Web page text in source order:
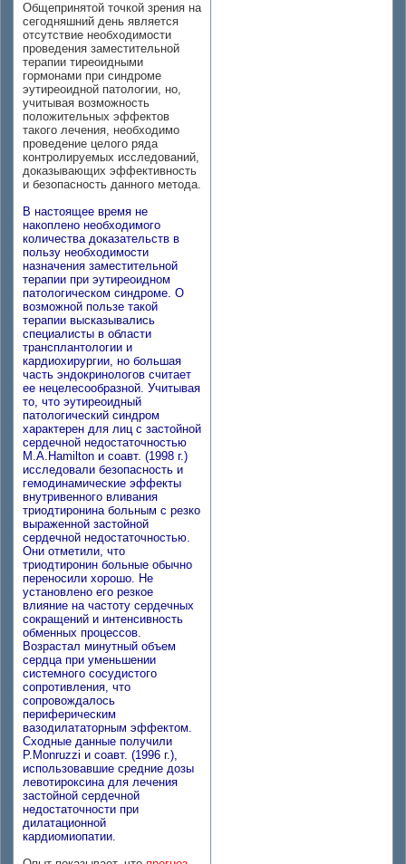
Общепринятой точкой зрения на
сегодняшний день является
отсутствие необходимости
проведения заместительной
терапии тиреоидными
гормонами при синдроме
эутиреоидной патологии, но,
учитывая возможность
положительных эффектов
такого лечения, необходимо
проведение целого ряда
контролируемых исследований,
доказывающих эффективность
и безопасность данного метода.
В настоящее время не
накоплено необходимого
количества доказательств в
пользу необходимости
назначения заместительной
терапии при эутиреоидном
патологическом синдроме. О
возможной пользе такой
терапии высказывались
специалисты в области
трансплантологии и
кардиохирургии, но большая
часть эндокринологов считает
ее нецелесообразной. Учитывая
то, что эутиреоидный
патологический синдром
характерен для лиц с застойной
сердечной недостаточностью
М.A.Hamilton и соавт. (1998 г.)
исследовали безопасность и
гемодинамические эффекты
внутривенного вливания
триодтиронина больным с резко
выраженной застойной
сердечной недостаточностью.
Они отметили, что
триодтиронин больные обычно
переносили хорошо. Не
установлено его резкое
влияние на частоту сердечных
сокращений и интенсивность
обменных процессов.
Возрастал минутный объем
сердца при уменьшении
системного сосудистого
сопротивления, что
сопровождалось
периферическим
вазодилататорным эффектом.
Сходные данные получили
P.Monruzzi и соавт. (1996 г.),
использовавшие средние дозы
левотироксина для лечения
застойной сердечной
недостаточности при
дилатационной
кардиомиопатии.